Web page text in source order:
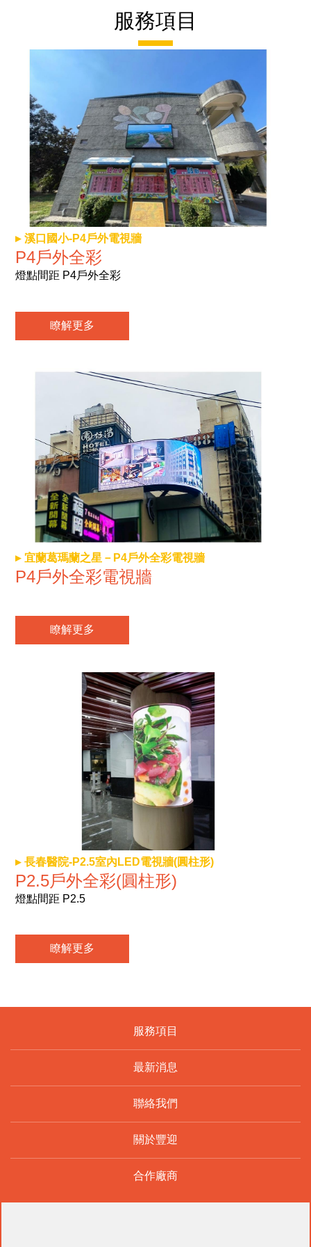
服務項目
溪口國小-P4戶外電視牆
P4戶外全彩
燈點間距 P4戶外全彩
瞭解更多
宜蘭葛瑪蘭之星－P4戶外全彩電視牆
P4戶外全彩電視牆
瞭解更多
長春醫院-P2.5室內LED電視牆(圓柱形)
P2.5戶外全彩(圓柱形)
燈點間距 P2.5
瞭解更多
服務項目
最新消息
聯絡我們
關於豐迎
合作廠商